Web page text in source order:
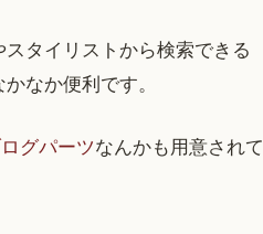
タイリストから検索できる
なか便利です。
グパーツなんかも用意されて